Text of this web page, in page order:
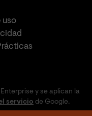
uso
y se aplican la
servicio de Google.